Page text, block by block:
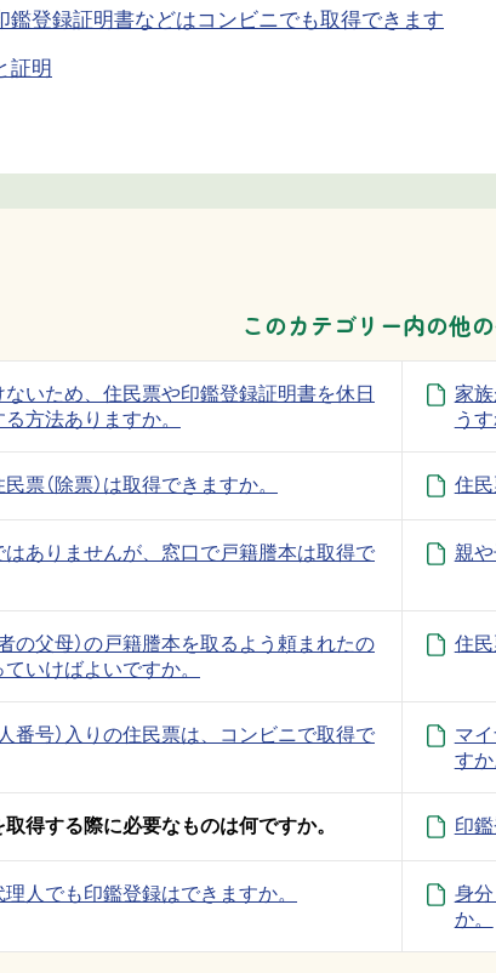
鑑登録証明書などはコンビニでも取得できます
証明
このカテゴリー内の他
いため、住民票や印鑑登録証明書を休日
方法ありますか。
家
う
票（除票）は取得できますか。 住
ありませんが、窓口で戸籍謄本は取得で
親
の父母）の戸籍謄本を取るよう頼まれたの
いけばよいですか。
住
番号）入りの住民票は、コンビニで取得で
マ
すか
得する際に必要なものは何ですか。 印
人でも印鑑登録はできますか。
身分
か。